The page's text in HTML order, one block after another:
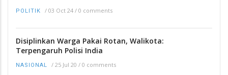
POLITIK / 03 Oct 24 / 0 comments
Disiplinkan Warga Pakai Rotan, Walikota:
Terpengaruh Polisi India
NASIONAL / 25 Jul 20 / 0 comments